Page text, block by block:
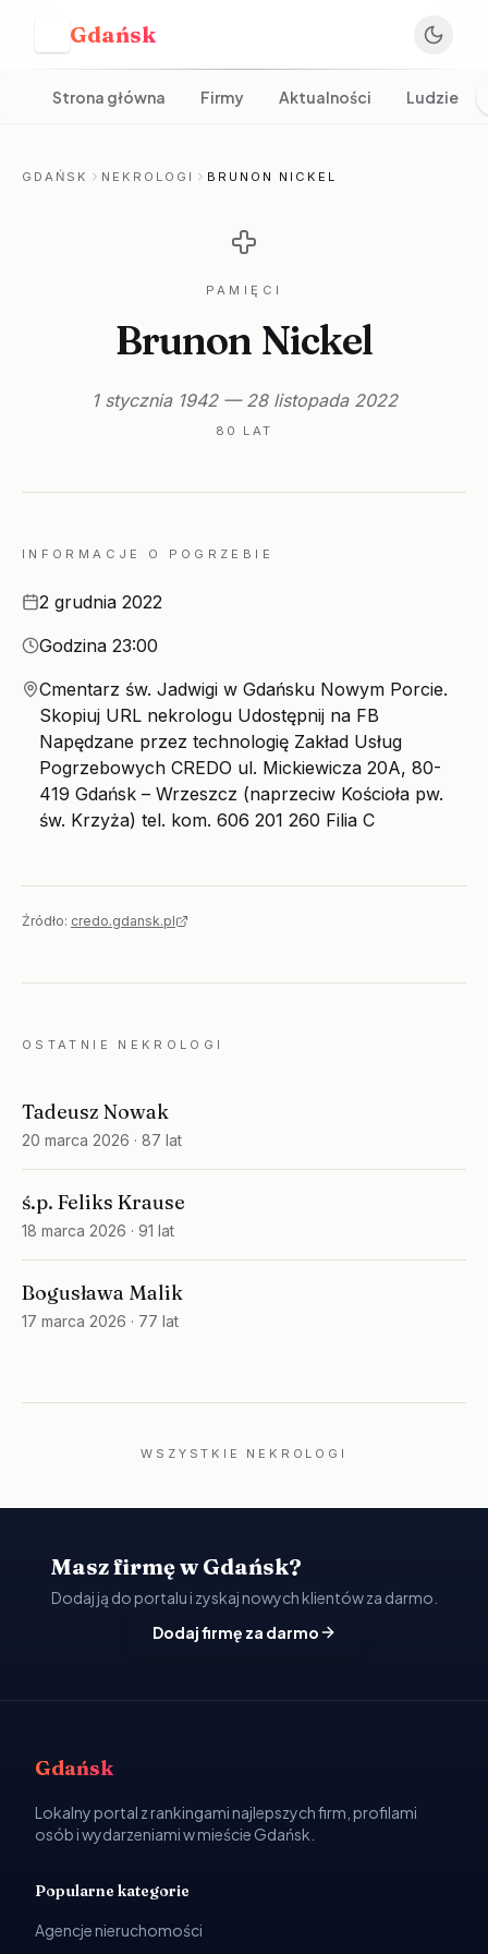
Gdańsk
Strona główna Firmy Aktualności Ludzie
GDAŃSK NEKROLOGI BRUNON NICKEL
PAMIĘCI
Brunon Nickel
1 stycznia 1942 — 28 listopada 2022
80 LAT
INFORMACJE O POGRZEBIE
Data
2 grudnia 2022
Godzina
Godzina 23:00
Miejsce
Cmentarz św. Jadwigi w Gdańsku Nowym Porcie.
Skopiuj URL nekrologu Udostępnij na FB
Napędzane przez technologię Zakład Usług
Pogrzebowych CREDO ul. Mickiewicza 20A, 80-
419 Gdańsk – Wrzeszcz (naprzeciw Kościoła pw.
św. Krzyża) tel. kom. 606 201 260 Filia C
Źródło: credo.gdansk.pl
OSTATNIE NEKROLOGI
Tadeusz Nowak
20 marca 2026 · 87 lat
ś.p. Feliks Krause
18 marca 2026 · 91 lat
Bogusława Malik
17 marca 2026 · 77 lat
WSZYSTKIE NEKROLOGI
Masz firmę w Gdańsk?
Dodaj ją do portalu i zyskaj nowych klientów za darmo.
Dodaj firmę za darmo
Gdańsk
Lokalny portal z rankingami najlepszych firm, profilami
osób i wydarzeniami w mieście Gdańsk.
Popularne kategorie
Agencje nieruchomości